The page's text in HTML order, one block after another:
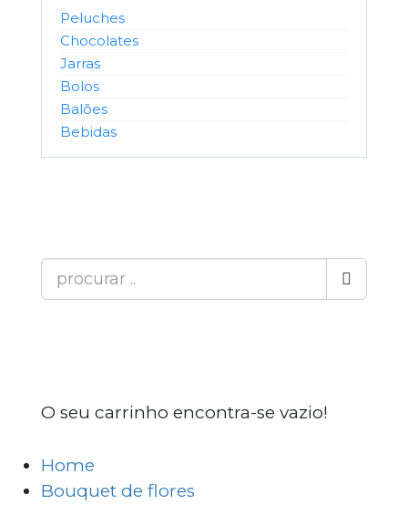
Peluches
Chocolates
Jarras
Bolos
Balões
Bebidas
O seu carrinho encontra-se vazio!
Home
Bouquet de flores